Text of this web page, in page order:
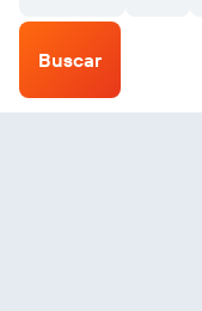
Buscar